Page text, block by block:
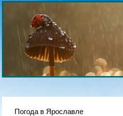
Погода в Ярославле